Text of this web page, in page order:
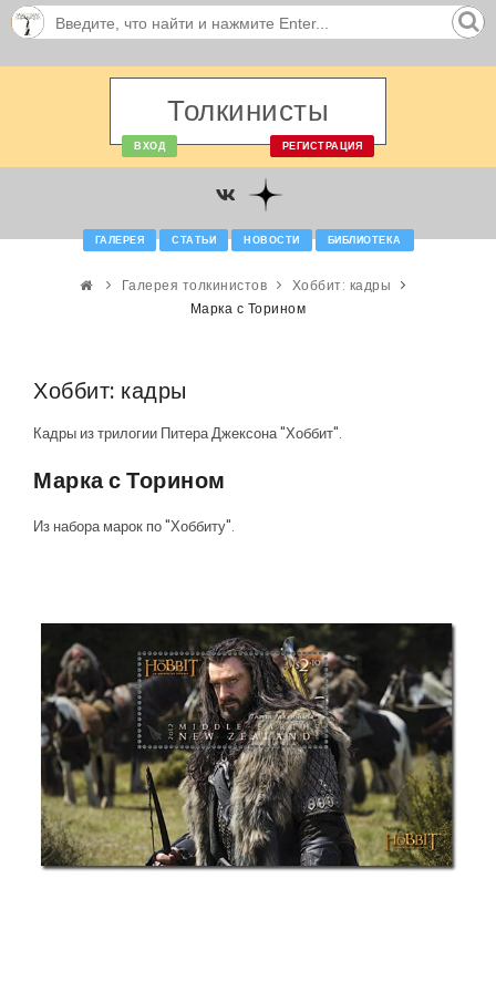
Толкинисты
ВХОД РЕГИСТРАЦИЯ
ГАЛЕРЕЯ СТАТЬИ НОВОСТИ БИБЛИОТЕКА
Галерея толкинистов
Хоббит: кадры
Марка с Торином
Хоббит: кадры
Кадры из трилогии Питера Джексона "Хоббит".
Марка с Торином
Из набора марок по "Хоббиту".